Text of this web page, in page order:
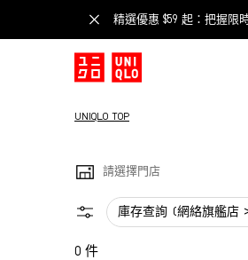
精選優惠 $59 起：把握限
UNIQLO TOP
請選擇門店
庫存查詢 (網絡旗艦店
0 件